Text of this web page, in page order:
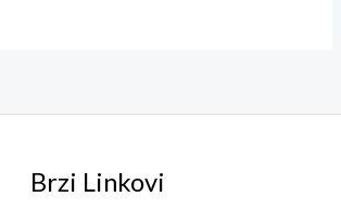
Brzi Linkovi